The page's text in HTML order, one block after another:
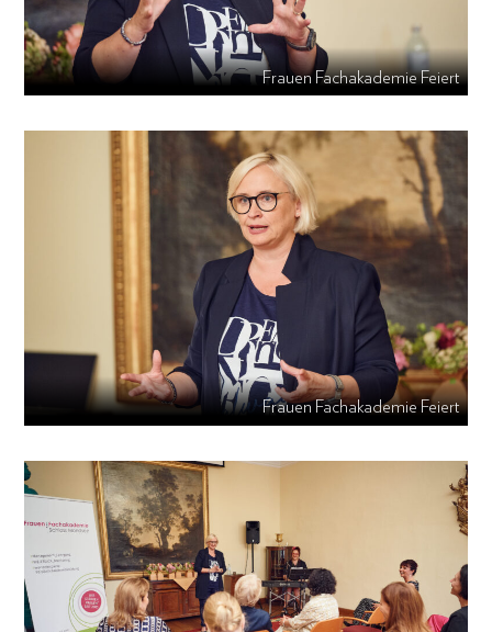
Frauen Fachakademie Feiert
Frauen Fachakademie Feiert